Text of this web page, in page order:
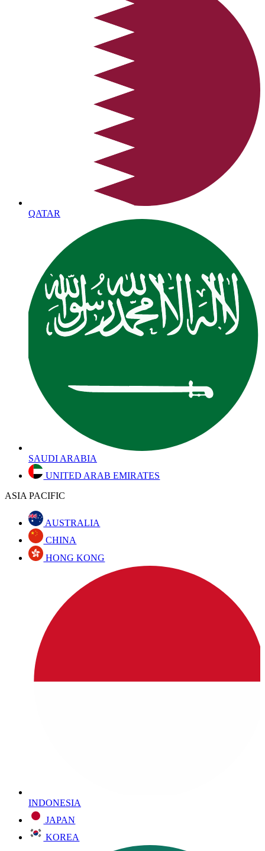
QATAR
SAUDI ARABIA
UNITED ARAB EMIRATES
ASIA PACIFIC
AUSTRALIA
CHINA
HONG KONG
INDONESIA
JAPAN
KOREA